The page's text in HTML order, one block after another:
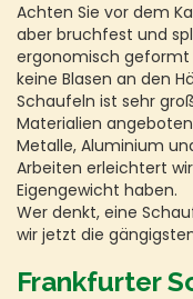
Achten Sie vor dem
aber bruchfest und
ergonomisch geformt
keine Blasen an den
Schaufeln ist sehr
Materialien angeboten
Metalle, Aluminium
Arbeiten erleichtert
Eigengewicht haben.
Wer denkt, eine
wir jetzt die
Frankfurter